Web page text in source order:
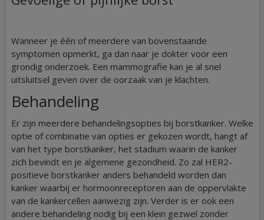
Wanneer je één of meerdere van bovenstaande
symptomen opmerkt, ga dan naar je dokter voor een
grondig onderzoek. Een mammografie kan je al snel
uitsluitsel geven over de oorzaak van je klachten.
Behandeling
Er zijn meerdere behandelingsopties bij borstkanker. Welke
optie of combinatie van opties er gekozen wordt, hangt af
van het type borstkanker, het stadium waarin de kanker
zich bevindt en je algemene gezondheid. Zo zal HER2-
positieve borstkanker anders behandeld worden dan
kanker waarbij er hormoonreceptoren aan de oppervlakte
van de kankercellen aanwezig zijn. Verder is er ook een
andere behandeling nodig bij een klein gezwel zonder